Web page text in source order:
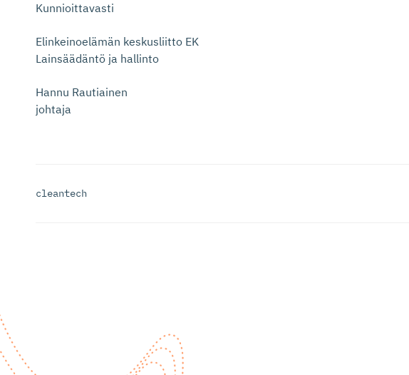
Kunnioittavasti
Elinkeinoelämän keskusliitto EK
Lainsäädäntö ja hallinto
Hannu Rautiainen
johtaja
cleantech